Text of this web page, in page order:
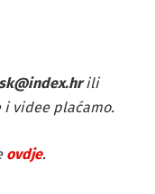
ili
i videe plaćamo.
ovdje.